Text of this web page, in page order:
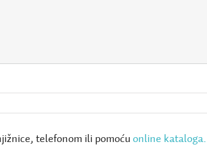
telefonom ili pomoćuonline kataloga.